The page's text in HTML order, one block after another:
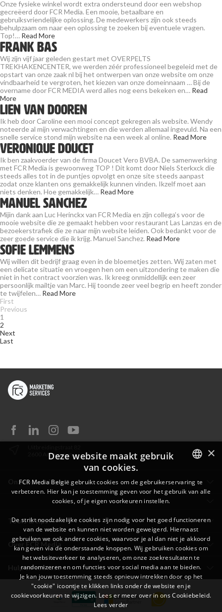
Onze fysieke winkel wordt extra ondersteund door een webshop
gecreëerd door FCR Media. Een mooie, betaalbare en
gebruiksvriendelijke oplossing. De medewerkers zijn ook steeds
behulpzaam om naar een oplossing te zoeken bij eventuele vragen.
Top!… Read More
Frank Bas
Wij zijn vijf jaar geleden gestart met OVERPELTS
TREKHAKENCENTER, we werden zéér professioneel begeleid met de
opstart van onze zaak nl bij het ontwerpen van onze website om onze
vindbaarheid te vergroten, het kiezen van onze domeinnaam … Bij de
overname door FCR MEDIA werd alles nog eens bekeken en… Read
More
Lien Van Dooren
Ik heb door Caroline een mooi concept gekregen als website. Wendy
noteerde al mijn verwachtingen en die werden allemaal ingevuld. Na een
snelle service stond mijn website na een week al online. Read More
Veronique Doucet
Ik ben zaakvoerder van de firma Doucet Vero BVBA. De samenwerking
met FCR Media is gewoonweg TOP ! Dit komt door Niels Sterkxck die
steeds alles tot in de puntjes opvolgt en onze site steeds aanpast
zodat onze klanten ons gemakkelijk kunnen vinden. Ikzelf moet aan
niets denken. Hoe gemakkelijk… Read More
Manuel Sanchez
Mijin dank aan Luc Herinckx van FCR Media en zijn collega’s voor de
mooie website die ze gemaakt hebben voor restaurant Las Lanzas en de
bezoekerstrafiek die ze naar mijn website leiden. Ook bedankt voor de
zeer goede service die ik krijg. Manuel Sanchez. Read More
Sofie Lemmens
Wij willen dit bedrijf graag even in de bloemetjes zetten. Wij zaten met
een delicate situatie en vroegen hen om een uitzondering te maken die
niet in het contract voorzien was. Ik kreeg onmiddellijk een zeer
persoonlijk mailtje van Marc. Hij toonde zeer veel begrip en heeft zonder
te twijfelen… Read More
First
Previous
1
2
Next
Last
Onze oplossingen
Tools & tips
Over FCR Media
Hulp en contact
2600 Antwerpen
DUTCH
×
Deze website maakt gebruik
van cookies.
FCR Media België gebruikt cookies om de gebruikerservaring te
verbeteren. Hier kan je toestemming geven voor het gebruik van alle
cookies, of je eigen voorkeuren instellen.
De strikt noodzakelijke cookies zijn nodig voor het goed functioneren
van de website en kunnen niet worden geweigerd. Hiernaast
gebruiken we ook andere cookies, waarvoor je al dan niet je akkoord
kan geven via de onderstaande knoppen. Wij gebruiken cookies om
het websiteverkeer te analyseren, om onze zoekresultaten te
randomizeren en om functies voor social media aan te bieden.
Je kan jouw toestemming steeds opnieuw intrekken door op het
"cookie" icoontje te klikken links onder de website en je
cookievoorkeuren te wijzigen. Lees er meer over in ons Cookiebeleid.
Lees verder